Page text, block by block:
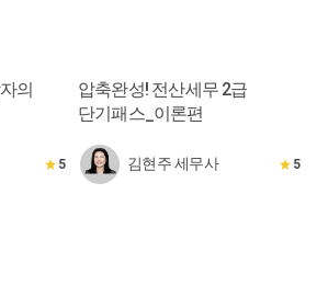
의
5
압축완성! 전산세무 2급
단기패스_이론편
김현주 세무사 5